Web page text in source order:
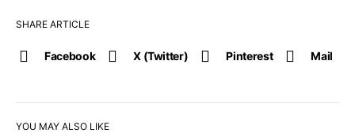
SHARE ARTICLE
Facebook X (Twitter) Pinterest Mail
YOU MAY ALSO LIKE